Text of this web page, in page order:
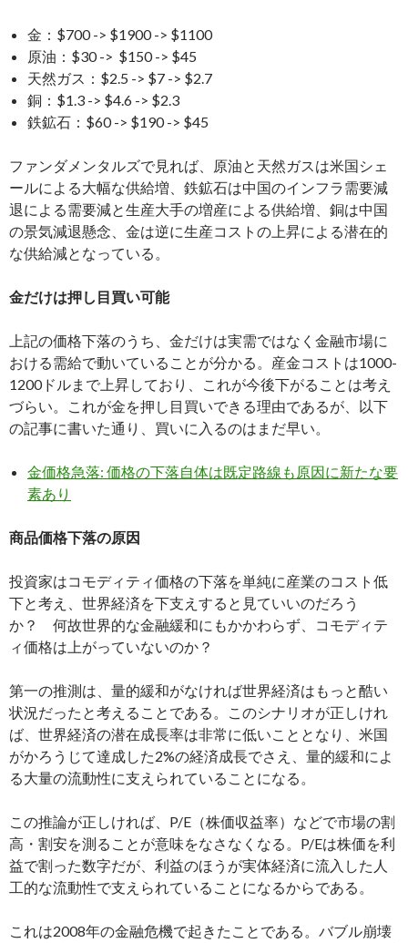
金：$700 -> $1900 -> $1100
原油：$30 -> $150 -> $45
天然ガス：$2.5 -> $7 -> $2.7
銅：$1.3 -> $4.6 -> $2.3
鉄鉱石：$60 -> $190 -> $45
ファンダメンタルズで見れば、原油と天然ガスは米国シェ
ールによる大幅な供給増、鉄鉱石は中国のインフラ需要減
退による需要減と生産大手の増産による供給増、銅は中国
の景気減退懸念、金は逆に生産コストの上昇による潜在的
な供給減となっている。
金だけは押し目買い可能
上記の価格下落のうち、金だけは実需ではなく金融市場に
おける需給で動いていることが分かる。産金コストは1000-
1200ドルまで上昇しており、これが今後下がることは考え
づらい。これが金を押し目買いできる理由であるが、以下
の記事に書いた通り、買いに入るのはまだ早い。
金価格急落: 価格の下落自体は既定路線も原因に新たな要
素あり
商品価格下落の原因
投資家はコモディティ価格の下落を単純に産業のコスト低
下と考え、世界経済を下支えすると見ていいのだろう
か？ 何故世界的な金融緩和にもかかわらず、コモディテ
ィ価格は上がっていないのか？
第一の推測は、量的緩和がなければ世界経済はもっと酷い
状況だったと考えることである。このシナリオが正しけれ
ば、世界経済の潜在成長率は非常に低いこととなり、米国
がかろうじて達成した2%の経済成長でさえ、量的緩和によ
る大量の流動性に支えられていることになる。
この推論が正しければ、P/E（株価収益率）などで市場の割
高・割安を測ることが意味をなさなくなる。P/Eは株価を利
益で割った数字だが、利益のほうが実体経済に流入した人
工的な流動性で支えられていることになるからである。
これは2008年の金融危機で起きたことである。バブル崩壊